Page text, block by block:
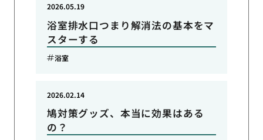
浴室排水口つまり解消法の基本をマ
スターする
2026.05.19
浴室
鳩対策グッズ、本当に効果はある
の？
2026.02.14